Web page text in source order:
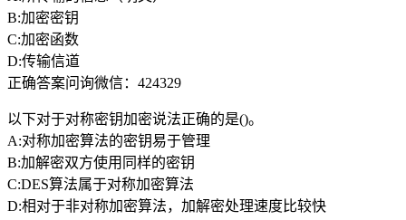
B:加密密钥
C:加密函数
D:传输信道
正确答案问询微信：424329
以下对于对称密钥加密说法正确的是()。
A:对称加密算法的密钥易于管理
B:加解密双方使用同样的密钥
C:DES算法属于对称加密算法
D:相对于非对称加密算法，加解密处理速度比较快